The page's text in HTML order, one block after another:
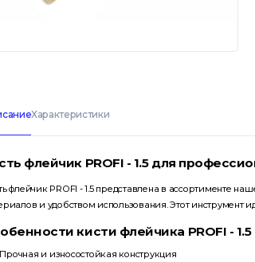
Характеристики
флейчик PROFI - 1.5 для
флейчик PROFI - 1.5 представлена в ассортименте
и удобством использования. Этот инструмент
кисти флейчика PROFI - 1.5
Прочная и износостойкая конструкция